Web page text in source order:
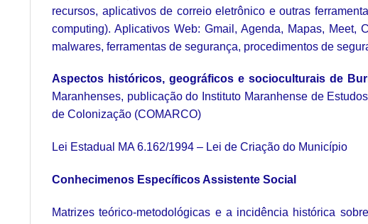
recursos, aplicativos de correio eletrônico e outras
computing). Aplicativos Web: Gmail, Agenda, Mapas, Meet,
malwares, ferramentas de segurança, procedimentos de
Aspectos históricos, geográficos e socioculturais de
Maranhenses, publicação do Instituto Maranhense de
de Colonização (COMARCO)
Lei Estadual MA 6.162/1994 – Lei de Criação do Município
Conhecimenos Específicos Assistente Social
Matrizes teórico-metodológicas e a incidência histórica